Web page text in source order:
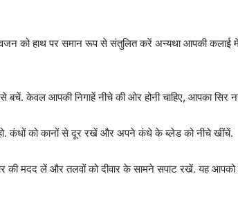
वजन को हाथ पर समान रूप से संतुलित करें अन्यथा आपकी कलाई
केवल आपकी निगाहें नीचे की ओर होनी चाहिए, आपका सिर
कंधों को कानों से दूर रखें और अपने कंधे के ब्लेड को नीचे खींचें.
की मदद लें और तलवों को दीवार के सामने सपाट रखें. यह आपको